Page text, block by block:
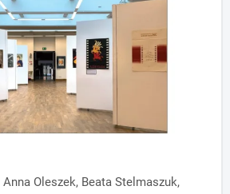
Anna Oleszek, Beata Stelmaszuk,